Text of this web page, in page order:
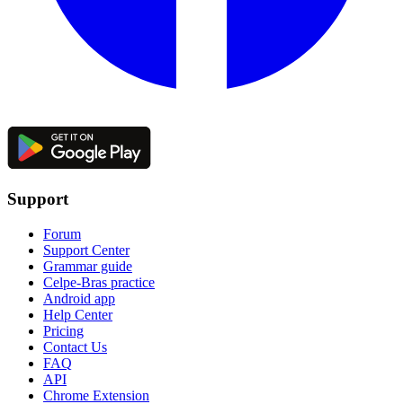
Support
Forum
Support Center
Grammar guide
Celpe-Bras practice
Android app
Help Center
Pricing
Contact Us
FAQ
API
Chrome Extension